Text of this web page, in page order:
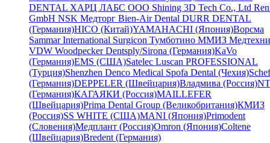
DENTAL ХАРЦ ЛАБС ООО Shining 3D Tech Co., Ltd
GmbH NSK Медторг Bien-Air Dental DURR DENTAL
(Германия)HICO (Китай)YAMAHACHI (Япония)Ворсма
Sammar International Surgicon Тумботино ММИЗ
VDW WoodpeckerDentsply/Sirona (Германия)KaVo
(Германия)EMS (США)Satelec Luscan PROFESSIONAL
(Турция)Shenzhen Denco Medical Spofa Dental (Чехия)
(Германия)DEPPELER (Швейцария)Владмива (Россия)
(Германия)КАГАЯКИ (Россия)MAILLEFER
(Швейцария)Prima Dental Group (Великобритания)КМИЗ
(Россия)SS WHITE (США)MANI (Япония)Primodent
(Словения)Медплант (Россия)Omron (Япония)Coltene
(Швейцария)Bredent (Германия)